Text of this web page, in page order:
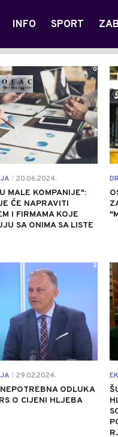
INFO SPORT
20.06.2024.
MALE KOMPANIJE":
ĆE NAPRAVITI
I FIRMAMA KOJE
SA ONIMA SA LISTE
0
29.02.2024.
ODLUKA
O CIJENI HLJEBA
2